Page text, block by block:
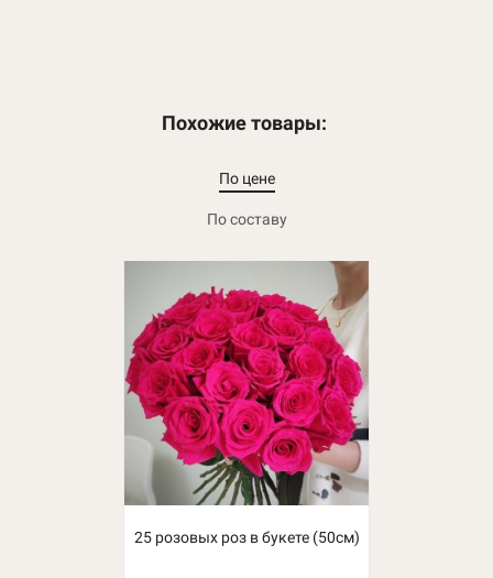
Похожие товары:
По цене
По составу
25 розовых роз в букете (50см)
17 красных роз